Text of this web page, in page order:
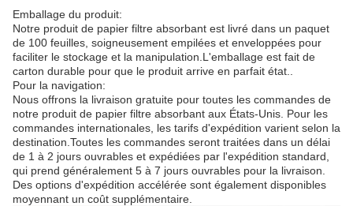
Emballage du produit:
Notre produit de papier filtre absorbant est livré dans un paquet
de 100 feuilles, soigneusement empilées et enveloppées pour
faciliter le stockage et la manipulation.L'emballage est fait de
carton durable pour que le produit arrive en parfait état..
Pour la navigation:
Nous offrons la livraison gratuite pour toutes les commandes de
notre produit de papier filtre absorbant aux États-Unis. Pour les
commandes internationales, les tarifs d'expédition varient selon la
destination.Toutes les commandes seront traitées dans un délai
de 1 à 2 jours ouvrables et expédiées par l'expédition standard,
qui prend généralement 5 à 7 jours ouvrables pour la livraison.
Des options d'expédition accélérée sont également disponibles
moyennant un coût supplémentaire.